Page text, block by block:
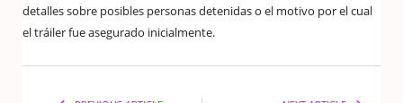
detalles sobre posibles personas detenidas o el motivo por el cual
el tráiler fue asegurado inicialmente.